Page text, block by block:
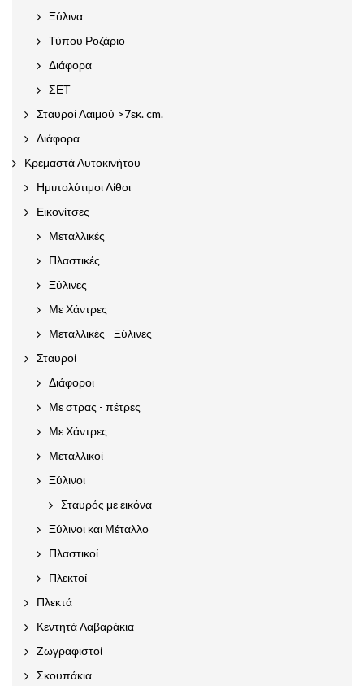
Ξύλινα
Τύπου Ροζάριο
Διάφορα
ΣΕΤ
Σταυροί Λαιμού >7εκ. cm.
Διάφορα
Κρεμαστά Αυτοκινήτου
Ημιπολύτιμοι Λίθοι
Εικονίτσες
Μεταλλικές
Πλαστικές
Ξύλινες
Με Χάντρες
Μεταλλικές - Ξύλινες
Σταυροί
Διάφοροι
Με στρας - πέτρες
Με Χάντρες
Μεταλλικοί
Ξύλινοι
Σταυρός με εικόνα
Ξύλινοι και Μέταλλο
Πλαστικοί
Πλεκτοί
Πλεκτά
Κεντητά Λαβαράκια
Ζωγραφιστοί
Σκουπάκια